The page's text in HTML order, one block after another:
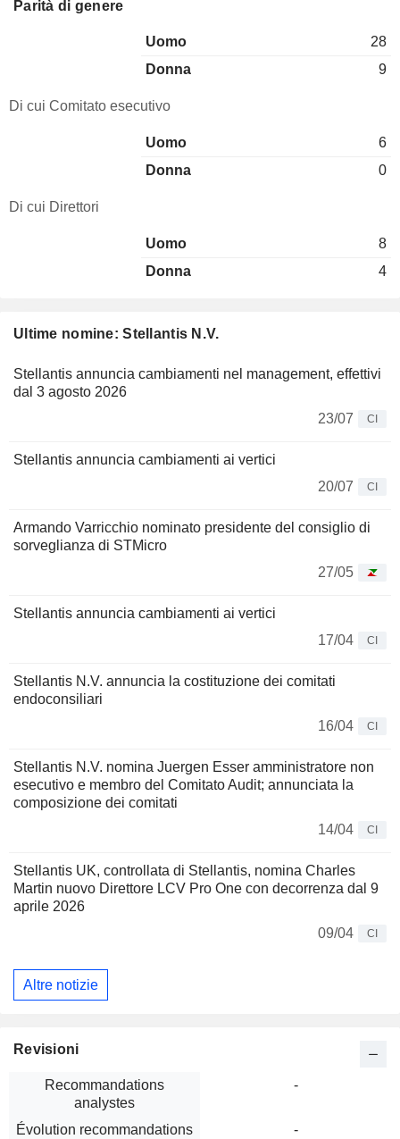
Ultime nomine: Stellantis N.V.
Stellantis annuncia cambiamenti nel management, effettivi
dal 3 agosto 2026
23/07
CI
Stellantis annuncia cambiamenti ai vertici
20/07
CI
Armando Varricchio nominato presidente del consiglio di
sorveglianza di STMicro
27/05
Stellantis annuncia cambiamenti ai vertici
17/04
CI
Stellantis N.V. annuncia la costituzione dei comitati
endoconsiliari
16/04
CI
Stellantis N.V. nomina Juergen Esser amministratore non
esecutivo e membro del Comitato Audit; annunciata la
composizione dei comitati
14/04
CI
Stellantis UK, controllata di Stellantis, nomina Charles
Martin nuovo Direttore LCV Pro One con decorrenza dal 9
aprile 2026
09/04
CI
Altre notizie
Parità di genere
Uomo
28
Donna
9
Di cui Comitato esecutivo
Uomo
6
Donna
0
Di cui Direttori
Uomo
8
Donna
4
Revisioni
Recommandations
analystes
-
Évolution recommandations
-